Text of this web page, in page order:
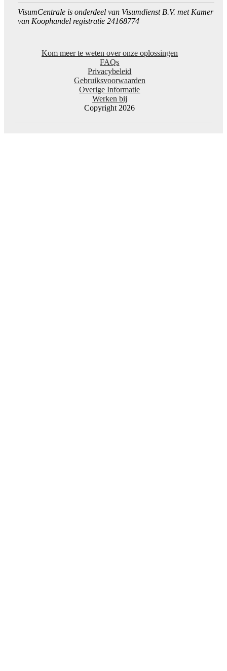
VisumCentrale is onderdeel van Visumdienst B.V. met Kamer
van Koophandel registratie 24168774
Kom meer te weten over onze oplossingen
FAQs
Privacybeleid
Gebruiksvoorwaarden
Overige Informatie
Werken bij
Copyright 2026